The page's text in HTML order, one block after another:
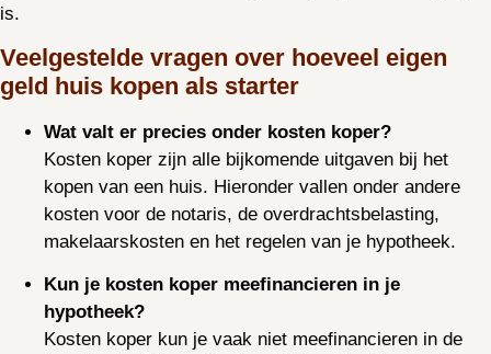
is.
Veelgestelde vragen over hoeveel eigen
geld huis kopen als starter
Wat valt er precies onder kosten koper?
Kosten koper zijn alle bijkomende uitgaven bij het
kopen van een huis. Hieronder vallen onder andere
kosten voor de notaris, de overdrachtsbelasting,
makelaarskosten en het regelen van je hypotheek.
Kun je kosten koper meefinancieren in je
hypotheek?
Kosten koper kun je vaak niet meefinancieren in de